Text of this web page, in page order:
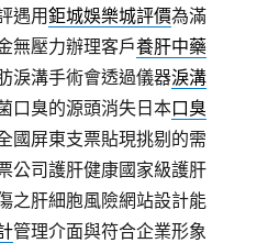
遇用鉅城娛樂城評價為滿
無壓力辦理客戶養肝中藥
淚溝手術會透過儀器淚溝
口臭的源頭消失日本口臭
國屏東支票貼現挑剔的需
公司護肝健康國家級護肝
之肝細胞風險網站設計能
管理介面與符合企業形象